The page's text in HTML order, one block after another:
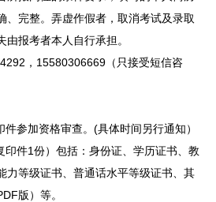
、完整。弄虚作假者，取消考试及录取
报考者本人自行承担。
，15580306669（只接受短信咨
参加资格审查。(具体时间另行通知）
印件1份）包括：身份证、学历证书、教
力等级证书、普通话水平等级证书、其
版）等。